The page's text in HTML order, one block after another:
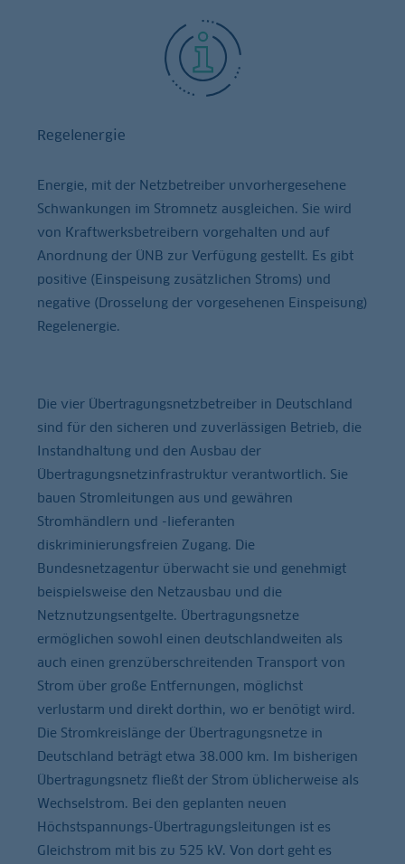
Regelenergie
Energie, mit der Netzbetreiber unvorhergesehene
Schwankungen im Stromnetz ausgleichen. Sie wird
von Kraftwerksbetreibern vorgehalten und auf
Anordnung der ÜNB zur Verfügung gestellt. Es gibt
positive (Einspeisung zusätzlichen Stroms) und
negative (Drosselung der vorgesehenen Einspeisung)
Regelenergie.
Die vier Übertragungsnetzbetreiber in Deutschland
sind für den sicheren und zuverlässigen Betrieb, die
Instandhaltung und den Ausbau der
Übertragungsnetzinfrastruktur verantwortlich. Sie
bauen Stromleitungen aus und gewähren
Stromhändlern und -lieferanten
diskriminierungsfreien Zugang. Die
Bundesnetzagentur überwacht sie und genehmigt
beispielsweise den Netzausbau und die
Netznutzungsentgelte. Übertragungsnetze
ermöglichen sowohl einen deutschlandweiten als
auch einen grenzüberschreitenden Transport von
Strom über große Entfernungen, möglichst
verlustarm und direkt dorthin, wo er benötigt wird.
Die Stromkreislänge der Übertragungsnetze in
Deutschland beträgt etwa 38.000 km. Im bisherigen
Übertragungsnetz fließt der Strom üblicherweise als
Wechselstrom. Bei den geplanten neuen
Höchstspannungs-Übertragungsleitungen ist es
Gleichstrom mit bis zu 525 kV. Von dort geht es